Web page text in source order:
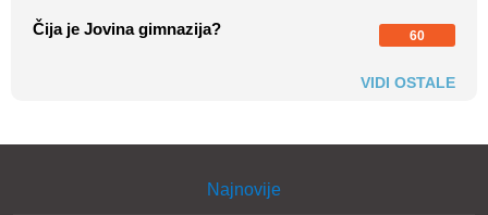
Čija je Jovina gimnazija? 60
VIDI OSTALE
Najnovije